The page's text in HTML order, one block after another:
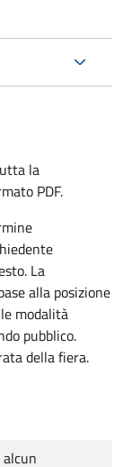
la
PDF.
La
alla posizione
modalità
pubblico.
della fiera.